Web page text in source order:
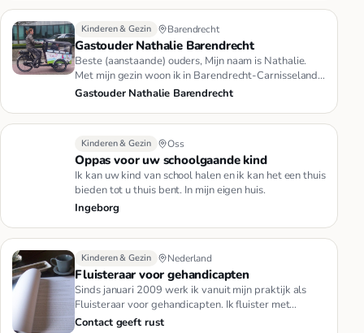
Kinderen & Gezin Barendrecht
Gastouder Nathalie Barendrecht
Beste (aanstaande) ouders, Mijn naam is Nathalie.
Met mijn gezin woon ik in Barendrecht-Carnisselande
in onze eengezinsw…
Gastouder Nathalie Barendrecht
Kinderen & Gezin Oss
Oppas voor uw schoolgaande kind
Ik kan uw kind van school halen en ik kan het een thuis
bieden tot u thuis bent. In mijn eigen huis.
Ingeborg
Kinderen & Gezin Nederland
Fluisteraar voor gehandicapten
Sinds januari 2009 werk ik vanuit mijn praktijk als
Fluisteraar voor gehandicapten. Ik fluister met
kinderen, volwassene…
Contact geeft rust